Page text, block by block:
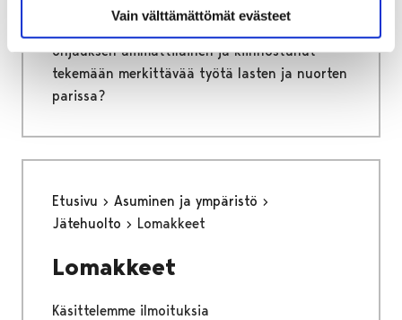
Vain välttämättömät evästeet
ohjauksen ammattilainen ja kiinnostunut
tekemään merkittävää työtä lasten ja nuorten
parissa?
Etusivu
Asuminen ja ympäristö
Jätehuolto
Lomakkeet
Lomakkeet
Käsittelemme ilmoituksia